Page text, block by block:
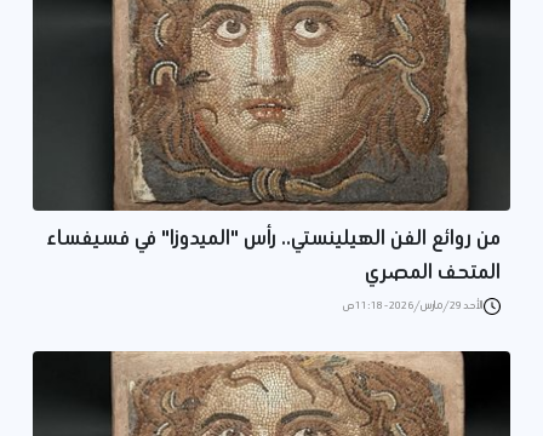
من روائع الفن الهيلينستي.. رأس "الميدوزا" في فسيفساء
المتحف المصري
الأحد 29/مارس/2026 - 11:18 ص